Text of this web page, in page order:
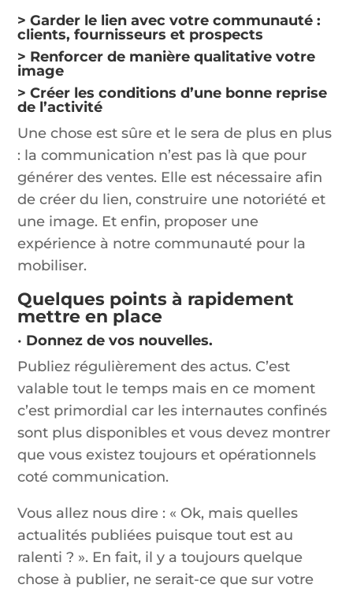
> Garder le lien avec votre communauté :
clients, fournisseurs et prospects
> Renforcer de manière qualitative votre
image
> Créer les conditions d’une bonne reprise
de l’activité
Une chose est sûre et le sera de plus en plus
: la communication n’est pas là que pour
générer des ventes. Elle est nécessaire afin
de créer du lien, construire une notoriété et
une image. Et enfin, proposer une
expérience à notre communauté pour la
mobiliser.
Quelques points à rapidement
mettre en place
• Donnez de vos nouvelles.
Publiez régulièrement des actus. C’est
valable tout le temps mais en ce moment
c’est primordial car les internautes confinés
sont plus disponibles et vous devez montrer
que vous existez toujours et opérationnels
coté communication.
Vous allez nous dire : « Ok, mais quelles
actualités publiées puisque tout est au
ralenti ? ». En fait, il y a toujours quelque
chose à publier, ne serait-ce que sur votre